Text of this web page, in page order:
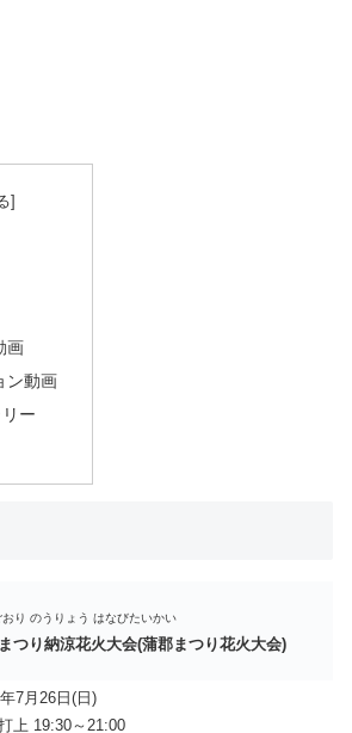
画
ン動画
ー
おり のうりょう はなびたいかい
つり納涼花火大会(蒲郡まつり花火大会)
7月26日(日)
上 19:30～21:00